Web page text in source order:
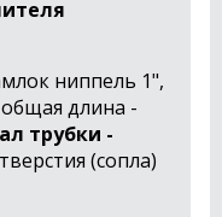
ниппель 1",
длина -
трубки -
(сопла)